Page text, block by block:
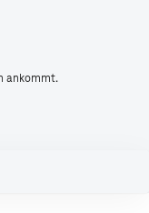
ankommt.